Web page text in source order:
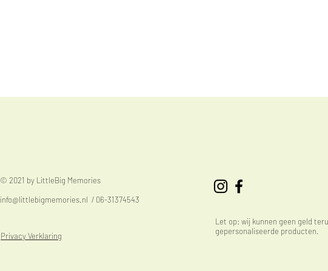
Let op: wij kunnen geen geld
gepersonaliseerde producten.
© 2021 by LittleBig Memories
info@littlebigmemories.nl / 06-31374543
Privacy Verklaring